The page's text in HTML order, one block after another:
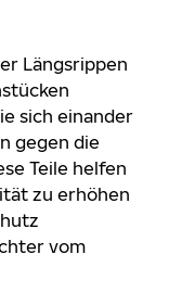
Längsrippen
sich einander
gegen die
Teile helfen
zu erhöhen
vom